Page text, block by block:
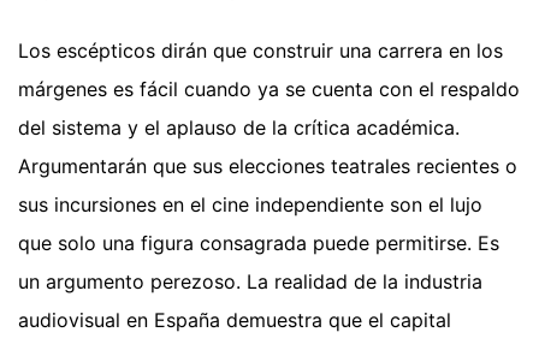
Los escépticos dirán que construir una carrera en los
márgenes es fácil cuando ya se cuenta con el respaldo
del sistema y el aplauso de la crítica académica.
Argumentarán que sus elecciones teatrales recientes o
sus incursiones en el cine independiente son el lujo
que solo una figura consagrada puede permitirse. Es
un argumento perezoso. La realidad de la industria
audiovisual en España demuestra que el capital